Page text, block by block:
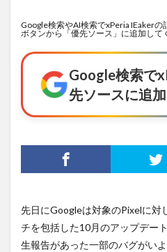
Google検索やAI検索でxPeria IEaker
ボタンから「優先ソース」に追加して
Google検索で
先ソースに追加
先日にGoogleは対象のPixelに対
チを包括した10月のアップデー
生報告があった一部のバグがい